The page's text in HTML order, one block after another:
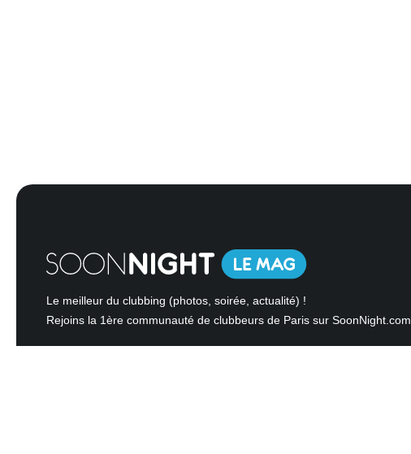
Le meilleur du clubbing (photos, soirée, actualité) !
Rejoins la 1ère communauté de clubbeurs de Paris sur SoonNight.com.